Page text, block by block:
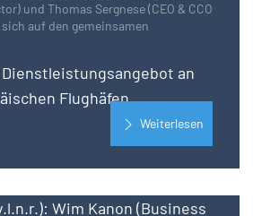
und Thomas Sergnese (CEO & CCO
auf den gemeinsamen
Dienstleistungsangebot an
Flughäfen
Weiterlesen